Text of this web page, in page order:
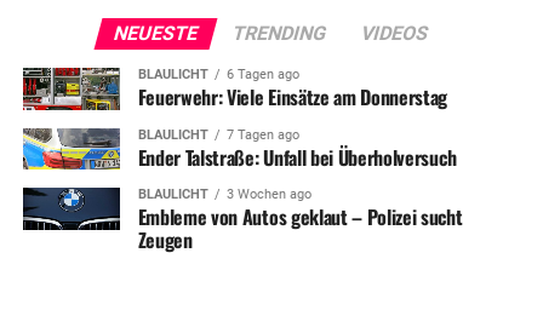
NEUESTE TRENDING VIDEOS
BLAULICHT 6 Tagen ago
Feuerwehr: Viele Einsätze am Donnerstag
BLAULICHT 7 Tagen ago
Ender Talstraße: Unfall bei Überholversuch
BLAULICHT 3 Wochen ago
Embleme von Autos geklaut – Polizei sucht
Zeugen